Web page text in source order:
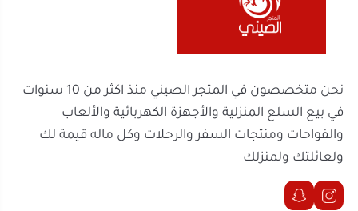
والفواحات ومنتجات السفر والرحلات وكل ماله قيمة لك
ولعائلتك ولمنزلك
روابط مهمة
السجل التجاري
2251100788
الرقم الضريبي